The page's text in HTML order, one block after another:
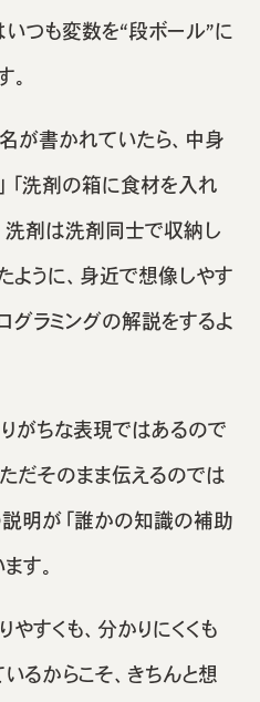
いつも変数を“段ボール”に
。
が書かれていたら、中身
「洗剤の箱に食材を入れ
洗剤は洗剤同士で収納し
ように、身近で想像しやす
グラミングの解説をするよ
がちな表現ではあるので
だそのまま伝えるのでは
説明が「誰かの知識の補助
す。
すくも、分かりにくくも
るからこそ、きちんと想